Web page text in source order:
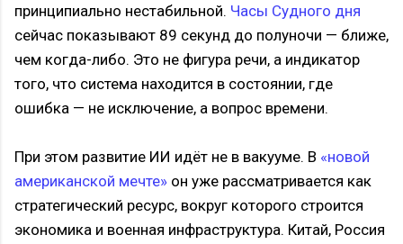
принципиально нестабильной. Часы Судного дня
сейчас показывают 89 секунд до полуночи — ближе,
чем когда-либо. Это не фигура речи, а индикатор
того, что система находится в состоянии, где
ошибка — не исключение, а вопрос времени.
При этом развитие ИИ идёт не в вакууме. В «новой
американской мечте» он уже рассматривается как
стратегический ресурс, вокруг которого строится
экономика и военная инфраструктура. Китай, Россия